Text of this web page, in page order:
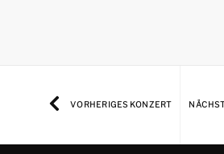
VORHERIGES KONZERT